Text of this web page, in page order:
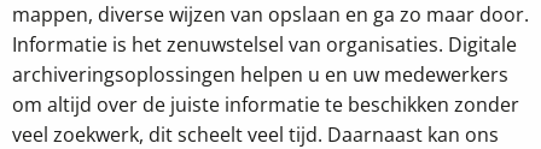
mappen, diverse wijzen van opslaan en ga zo maar door.
Informatie is het zenuwstelsel van organisaties. Digitale
archiveringsoplossingen helpen u en uw medewerkers
om altijd over de juiste informatie te beschikken zonder
veel zoekwerk, dit scheelt veel tijd. Daarnaast kan ons